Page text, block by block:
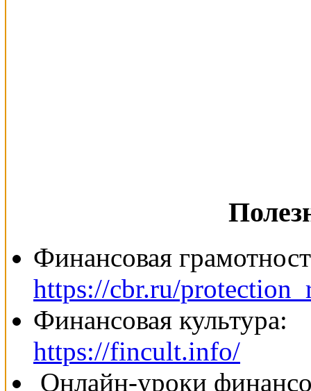
Финансовая
https://cbr.ru/
Финансовая культура:
https://fincult.info/
Онлайн-уроки